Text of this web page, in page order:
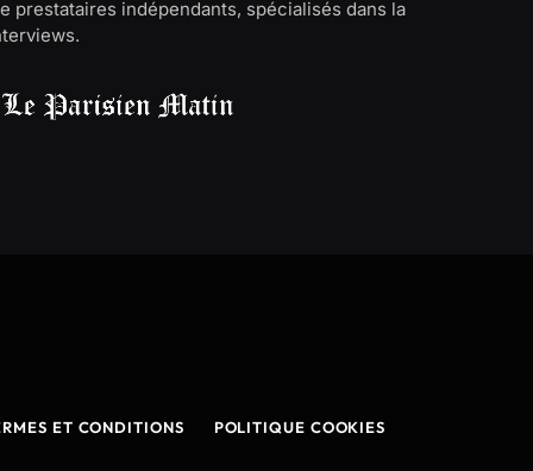
prestataires indépendants, spécialisés dans la
ET CONDITIONS POLITIQUE COOKIES